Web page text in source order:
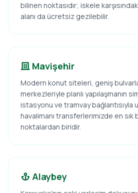
bilinen noktasıdır; iskele
alanı da ücretsiz gezilebilir.
Mavişehir
Modern konut siteleri, geniş
merkezleriyle planlı yapılaşmanın
istasyonu ve tramvay bağlantısıyla
havalimanı transferlerimizde en sık
noktalardan biridir.
Alaybey